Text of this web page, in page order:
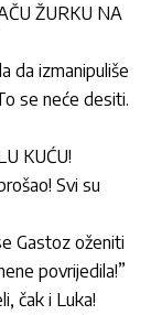
ŽURKU NA
da izmanipuliše
se neće desiti.
KUĆU!
Svi su
Gastoz oženiti
povrijedila!”
čak i Luka!